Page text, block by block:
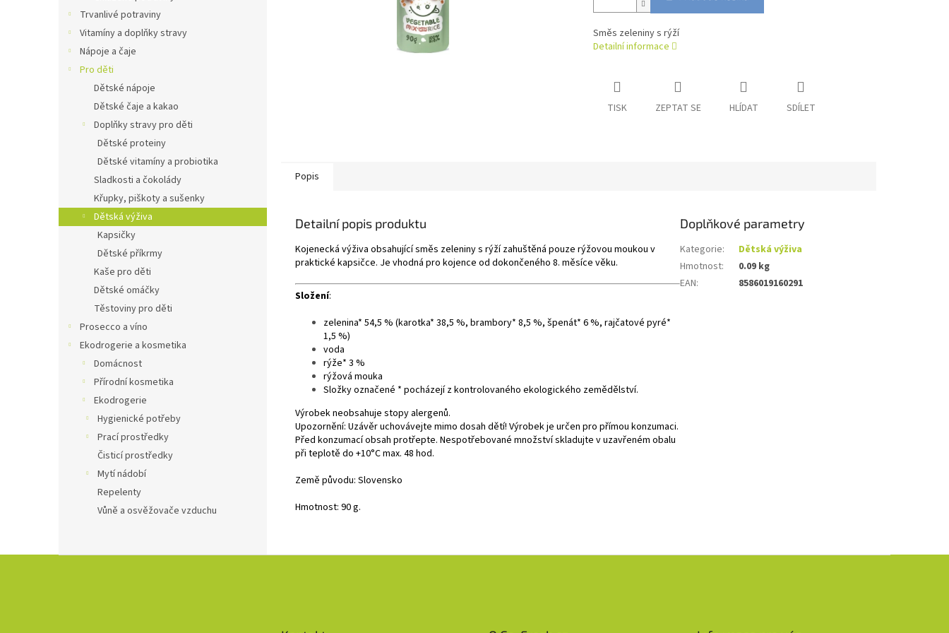
Trvanlivé potraviny
Vitamíny a doplňky stravy
Nápoje a čaje
Pro děti
Dětské nápoje
Dětské čaje a kakao
Doplňky stravy pro děti
Dětské proteiny
Dětské vitamíny a probiotika
Sladkosti a čokolády
Křupky, piškoty a sušenky
Dětská výživa
Kapsičky
Dětské příkrmy
Kaše pro děti
Dětské omáčky
Těstoviny pro děti
Prosecco a víno
Ekodrogerie a kosmetika
Domácnost
Přírodní kosmetika
Ekodrogerie
Hygienické potřeby
Prací prostředky
Čisticí prostředky
Mytí nádobí
Repelenty
Vůně a osvěžovače vzduchu
Směs zeleniny s rýží
Detailní informace
TISK ZEPTAT SE HLÍDAT SDÍLET
Popis
Detailní popis produktu
Kojenecká výživa obsahující směs zeleniny s rýží zahuštěná pouze rýžovou moukou v
praktické kapsičce. Je vhodná pro kojence od dokončeného 8. měsíce věku.
Složení:
zelenina* 54,5 % (karotka* 38,5 %, brambory* 8,5 %, špenát* 6 %, rajčatové pyré*
1,5 %)
voda
rýže* 3 %
rýžová mouka
Složky označené * pocházejí z kontrolovaného ekologického zemědělství.
Výrobek neobsahuje stopy alergenů.
Upozornění: Uzávěr uchovávejte mimo dosah dětí! Výrobek je určen pro přímou konzumaci.
Před konzumací obsah protřepte. Nespotřebované množství skladujte v uzavřeném obalu
při teplotě do +10°C max. 48 hod.
Země původu: Slovensko
Hmotnost: 90 g.
Doplňkové parametry
Kategorie:
Dětská výživa
Hmotnost:
0.09 kg
EAN: 8586019160291